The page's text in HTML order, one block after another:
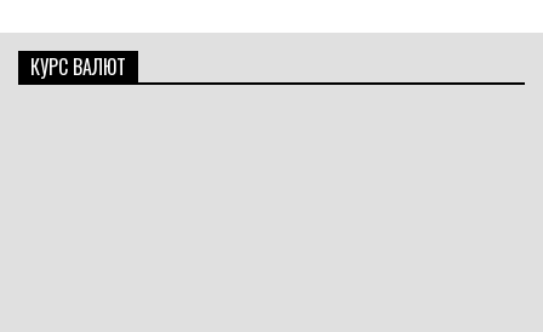
КУРС ВАЛЮТ